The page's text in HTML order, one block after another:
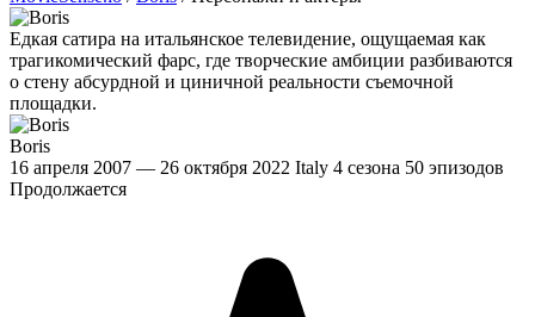
Едкая сатира на итальянское телевидение, ощущаемая как
трагикомический фарс, где творческие амбиции разбиваются
о стену абсурдной и циничной реальности съемочной
площадки.
Boris
16 апреля 2007 — 26 октября 2022 Italy 4 сезона 50 эпизодов
Продолжается